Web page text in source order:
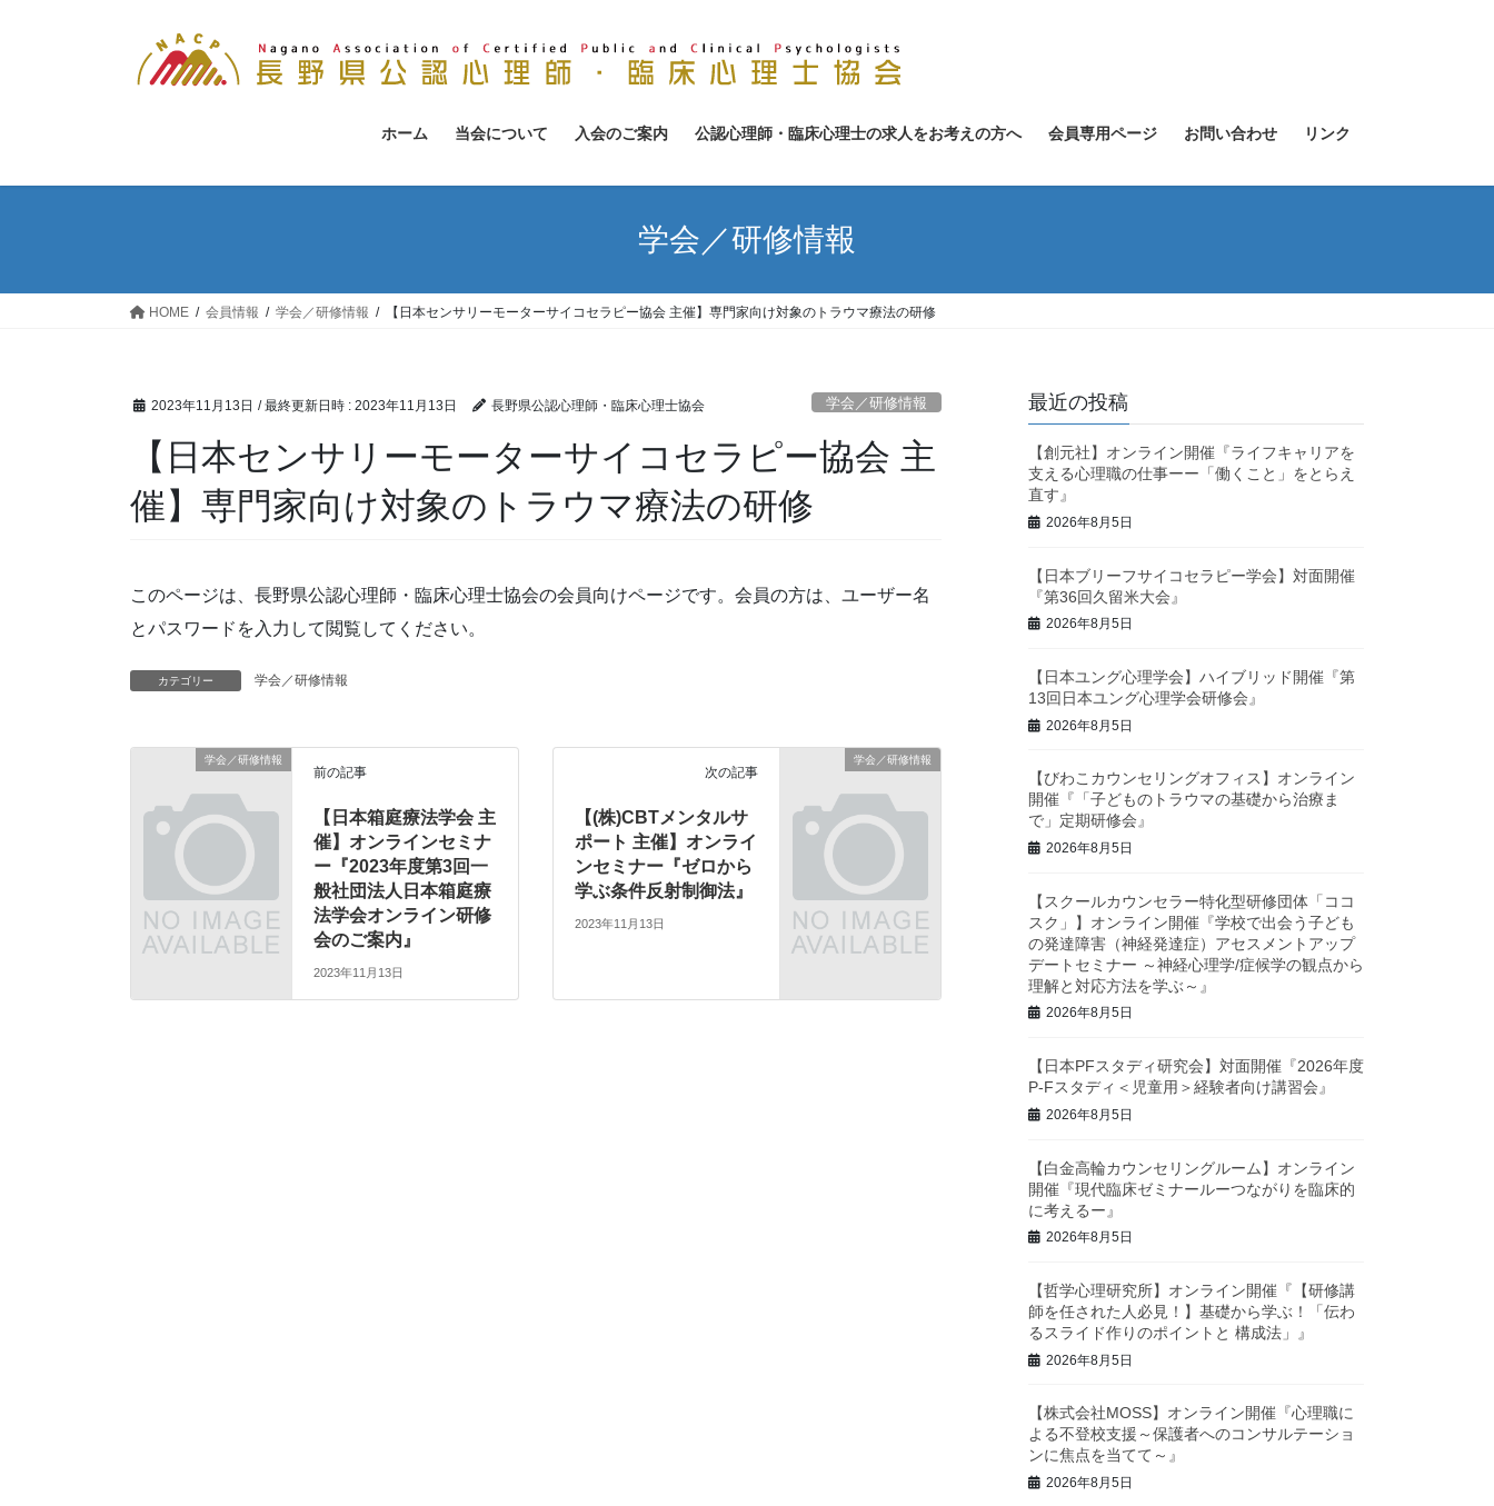
ホーム 当会について 入会のご案内 公認心理師・臨床心理士の求人をお考えの方へ 会員専用ページ お問い合わせ リンク
学会／研修情報
HOME 会員情報 学会／研修情報 【日本センサリーモーターサイコセラピー協会 主催】専門家向け対象のトラウマ療法の研修
2023年11月13日 / 最終更新日時 : 2023年11月13日 長野県公認心理師・臨床心理士協会 学会／研修情報
【日本センサリーモーターサイコセラピー協会 主
催】専門家向け対象のトラウマ療法の研修
このページは、長野県公認心理師・臨床心理士協会の会員向けページです。会員の方は、ユーザー名
とパスワードを入力して閲覧してください。
カテゴリー 学会／研修情報
学会／研修情報
前の記事
【日本箱庭療法学会 主
催】オンラインセミナ
ー『2023年度第3回一
般社団法人日本箱庭療
法学会オンライン研修
会のご案内』
2023年11月13日
学会／研修情報
次の記事
【(株)CBTメンタルサ
ポート 主催】オンライ
ンセミナー『ゼロから
学ぶ条件反射制御法』
2023年11月13日
最近の投稿
【創元社】オンライン開催『ライフキャリアを
支える心理職の仕事ーー「働くこと」をとらえ
直す』
2026年8月5日
【日本ブリーフサイコセラピー学会】対面開催
『第36回久留米大会』
2026年8月5日
【日本ユング心理学会】ハイブリッド開催『第
13回日本ユング心理学会研修会』
2026年8月5日
【びわこカウンセリングオフィス】オンライン
開催『「子どものトラウマの基礎から治療ま
で」定期研修会』
2026年8月5日
【スクールカウンセラー特化型研修団体「ココ
スク」】オンライン開催『学校で出会う子ども
の発達障害（神経発達症）アセスメントアップ
デートセミナー ～神経心理学/症候学の観点から
理解と対応方法を学ぶ～』
2026年8月5日
【日本PFスタディ研究会】対面開催『2026年度
P-Fスタディ＜児童用＞経験者向け講習会』
2026年8月5日
【白金高輪カウンセリングルーム】オンライン
開催『現代臨床ゼミナールーつながりを臨床的
に考えるー』
2026年8月5日
【哲学心理研究所】オンライン開催『【研修講
師を任された人必見！】基礎から学ぶ！「伝わ
るスライド作りのポイントと 構成法」』
2026年8月5日
【株式会社MOSS】オンライン開催『心理職に
よる不登校支援～保護者へのコンサルテーショ
ンに焦点を当てて～』
2026年8月5日